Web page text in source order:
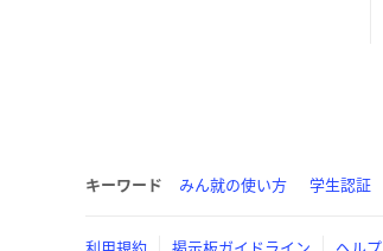
キーワード みん就の使い方 学生認証